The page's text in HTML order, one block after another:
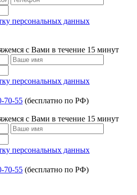
персональных данных
с Вами в течение 15 минут
персональных данных
70-55 (бесплатно по РФ)
с Вами в течение 15 минут
персональных данных
70-55 (бесплатно по РФ)